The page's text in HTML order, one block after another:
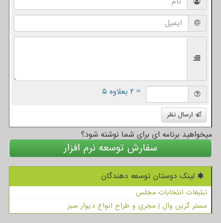
= ۲ بعلاوه ۵
ارسال نظر
میخواهید برنامه ای برای شما نوشته شود؟
سفارش توسعه نرم افزار
لینک دوستان توسعه دهندگان
تبلیغات انتخابات مجلس
مستر گرین وال | مجری و طراح انواع دیوار سبز